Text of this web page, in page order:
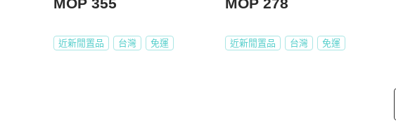
近新閒置品 台灣 免運 近新閒置品 台灣 免運